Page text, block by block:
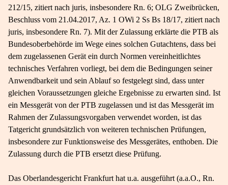
212/15, zitiert nach juris, insbesondere Rn. 6; OLG Zweibrücken,
Beschluss vom 21.04.2017, Az. 1 OWi 2 Ss Bs 18/17, zitiert nach
juris, insbesondere Rn. 7). Mit der Zulassung erklärte die PTB als
Bundesoberbehörde im Wege eines solchen Gutachtens, dass bei
dem zugelassenen Gerät ein durch Normen vereinheitlichtes
technisches Verfahren vorliegt, bei dem die Bedingungen seiner
Anwendbarkeit und sein Ablauf so festgelegt sind, dass unter
gleichen Voraussetzungen gleiche Ergebnisse zu erwarten sind. Ist
ein Messgerät von der PTB zugelassen und ist das Messgerät im
Rahmen der Zulassungsvorgaben verwendet worden, ist das
Tatgericht grundsätzlich von weiteren technischen Prüfungen,
insbesondere zur Funktionsweise des Messgerätes, enthoben. Die
Zulassung durch die PTB ersetzt diese Prüfung.
Das Oberlandesgericht Frankfurt hat u.a. ausgeführt (a.a.O., Rn.